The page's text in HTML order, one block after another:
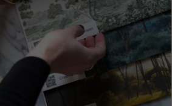
mehr
Seerosen